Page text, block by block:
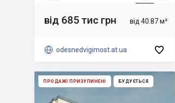
від 40.87 м²
від 685 тис грн
 odesnedvigimost.at.ua 
ПРОДАЖІ ПРИЗУПИНЕНІ БУДУЄТЬСЯ